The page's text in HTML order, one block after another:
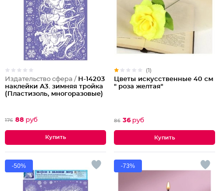
Издательство сфера / Н-14203
наклейки А3. зимняя тройка
(Пластизоль, многоразовые)
176 88 руб
(1)
Цветы искусственные 40 см
" роза желтая"
86 36 руб
-50% -73%